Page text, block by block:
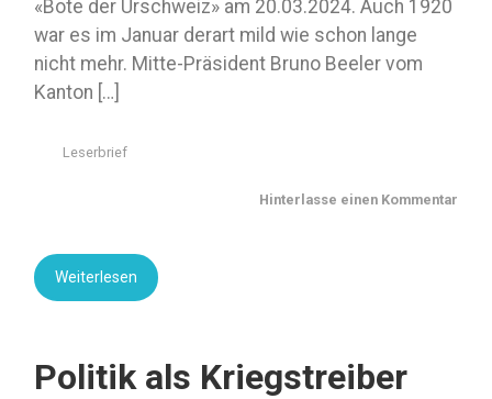
«Bote der Urschweiz» am 20.03.2024. Auch 1920
war es im Januar derart mild wie schon lange
nicht mehr. Mitte-Präsident Bruno Beeler vom
Kanton […]
Leserbrief
Hinterlasse einen Kommentar
Weiterlesen
Politik als Kriegstreiber